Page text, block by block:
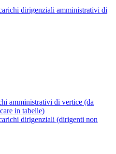
dirigenziali amministrativi di
amministrativi di vertice (da
in tabelle)
dirigenziali (dirigenti non